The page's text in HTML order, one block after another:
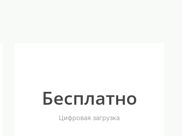
Бесплатно
Цифровая загрузка